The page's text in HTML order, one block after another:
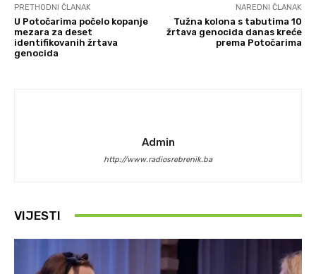
PRETHODNI ČLANAK
U Potočarima počelo kopanje
mezara za deset
identifikovanih žrtava
genocida
NAREDNI ČLANAK
Tužna kolona s tabutima 10
žrtava genocida danas kreće
prema Potočarima
Admin
http://www.radiosrebrenik.ba
VIJESTI